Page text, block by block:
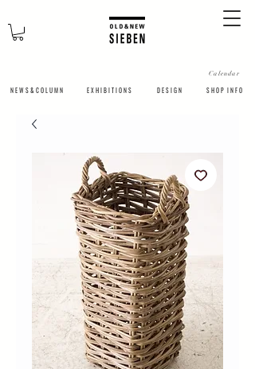
N E W S & C O L U M N
Calendar
​E X H I B I T I O N S D E S I G N S H O P I N F O